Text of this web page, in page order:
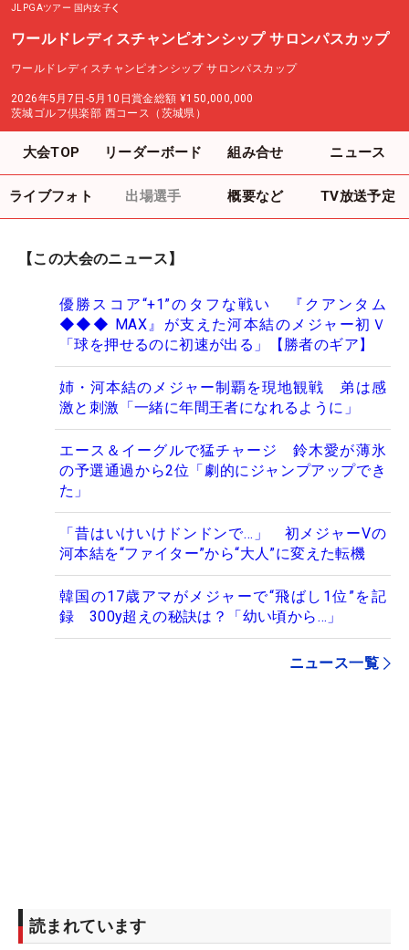
JLPGAツアー 国内女子
ワールドレディスチャンピオンシップ サロンパスカップ
ワールドレディスチャンピオンシップ サロンパスカップ
2026年5月7日-5月10日賞金総額 ¥150,000,000
茨城ゴルフ倶楽部 西コース（茨城県）
大会TOP リーダーボード 組み合せ ニュース
ライブフォト 出場選手 概要など TV放送予定
【この大会のニュース】
優勝スコア“+1”のタフな戦い 『クアンタム
◆◆◆ MAX』が支えた河本結のメジャー初Ｖ
「球を押せるのに初速が出る」【勝者のギア】
姉・河本結のメジャー制覇を現地観戦 弟は感
激と刺激「一緒に年間王者になれるように」
エース＆イーグルで猛チャージ 鈴木愛が薄氷
の予選通過から2位「劇的にジャンプアップでき
た」
「昔はいけいけドンドンで…」 初メジャーVの
河本結を“ファイター”から“大人”に変えた転機
韓国の17歳アマがメジャーで“飛ばし1位”を記
録 300y超えの秘訣は？「幼い頃から…」
ニュース一覧
読まれています